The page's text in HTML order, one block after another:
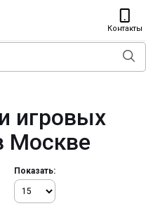
Контакты
игровых
Москве
Показать: